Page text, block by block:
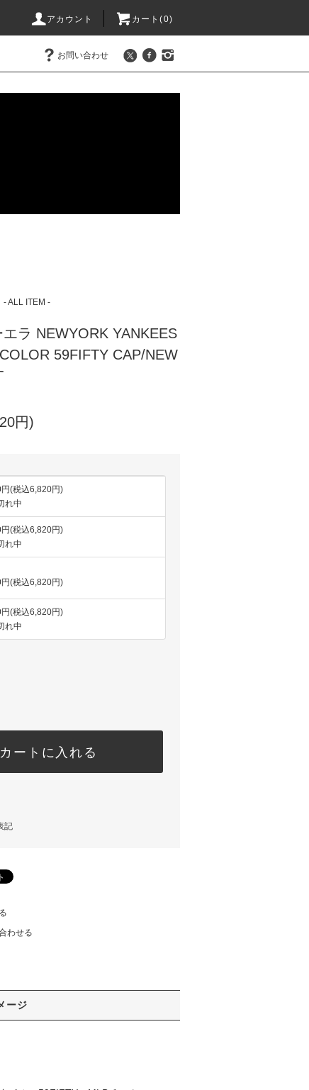
アカウント カート(0)
お問い合わせ
- ALL ITEM -
ラ NEWYORK YANKEES
59FIFTY CAP/NEW
円)
(税込6,820円)
れ中
(税込6,820円)
れ中
(税込6,820円)
(税込6,820円)
れ中
カートに入れる
記
わせる
ージ